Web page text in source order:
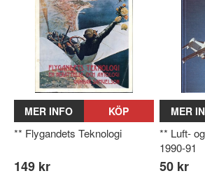
MER INFO KÖP
** Flygandets Teknologi
149 kr
MER
** Luft-
1990-91
50 kr